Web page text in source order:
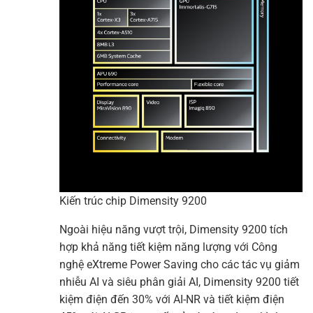
Kiến trúc chip Dimensity 9200
Ngoài hiệu năng vượt trội, Dimensity 9200 tích
hợp khả năng tiết kiệm năng lượng với Công
nghệ eXtreme Power Saving cho các tác vụ giảm
nhiễu AI và siêu phân giải AI, Dimensity 9200 tiết
kiệm điện đến 30% với AI-NR và tiết kiệm điện